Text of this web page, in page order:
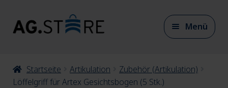
Zur
Navigation
Zum
Inhalt
Menü
CAD/CAM Materialien
Startseite Artikulation
Zubehör (Artikulation)
Löffelgriff für Artex Gesichtsbogen (5 Stk.)